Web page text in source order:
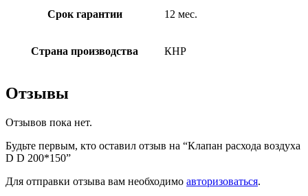
Срок гарантии 12 мес.
Страна производства КНР
Отзывы
Отзывов пока нет.
Будьте первым, кто оставил отзыв на “Клапан расхода воздуха
D D 200*150”
Для отправки отзыва вам необходимо авторизоваться.